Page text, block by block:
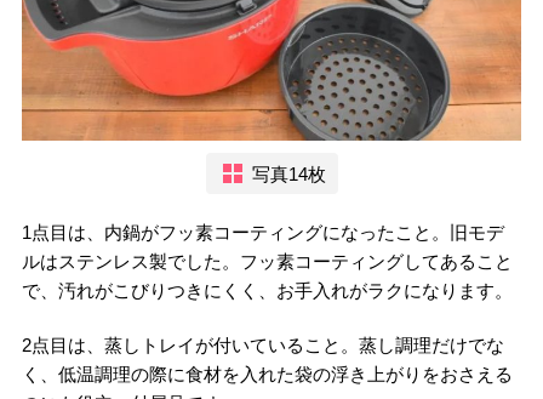
写真14枚
1点目は、内鍋がフッ素コーティングになったこと。旧モデ
ルはステンレス製でした。フッ素コーティングしてあること
で、汚れがこびりつきにくく、お手入れがラクになります。
2点目は、蒸しトレイが付いていること。蒸し調理だけでな
く、低温調理の際に食材を入れた袋の浮き上がりをおさえる